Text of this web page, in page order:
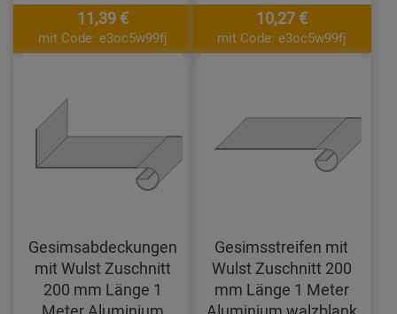
11,39 €
mit Code: e3oc5w99fj
10,27 €
mit Code: e3oc5w99fj
Gesimsabdeckungen
mit Wulst Zuschnitt
200 mm Länge 1
Gesimsstreifen mit
Wulst Zuschnitt 200
mm Länge 1 Meter